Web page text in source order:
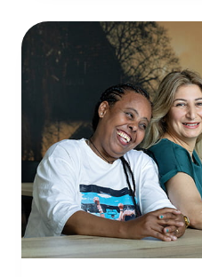
NAAR
EEN
HOGER
NIVEAU
NEDERLANDS
(B2)